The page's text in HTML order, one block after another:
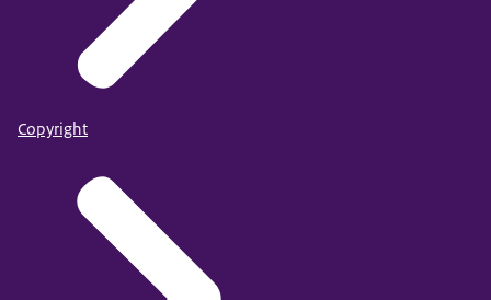
Copyright